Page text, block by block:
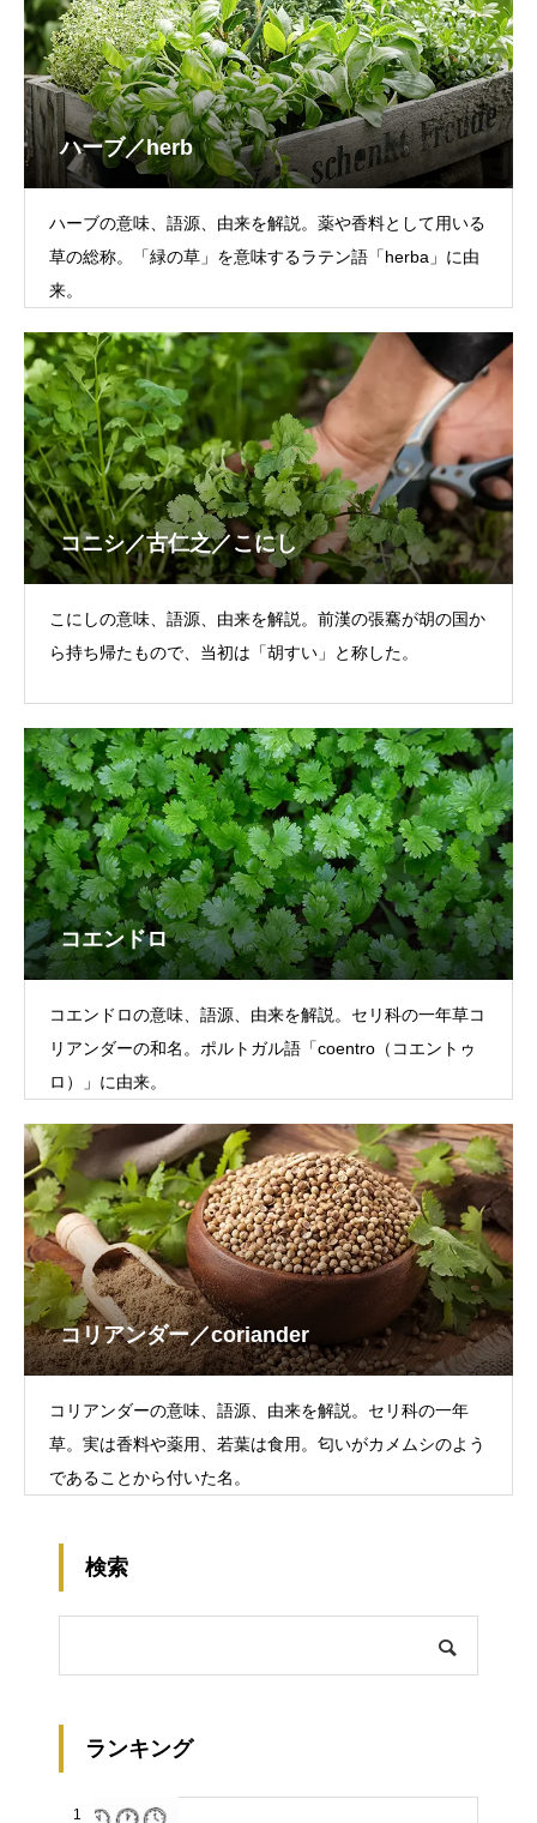
ハーブ／herb
ハーブの意味、語源、由来を解説。薬や香料として用いる
草の総称。「緑の草」を意味するラテン語「herba」に由
来。
コニシ／古仁之／こにし
こにしの意味、語源、由来を解説。前漢の張騫が胡の国か
ら持ち帰たもので、当初は「胡すい」と称した。
コエンドロ
コエンドロの意味、語源、由来を解説。セリ科の一年草コ
リアンダーの和名。ポルトガル語「coentro（コエントゥ
ロ）」に由来。
コリアンダー／coriander
コリアンダーの意味、語源、由来を解説。セリ科の一年
草。実は香料や薬用、若葉は食用。匂いがカメムシのよう
であることから付いた名。
検索
ランキング
1